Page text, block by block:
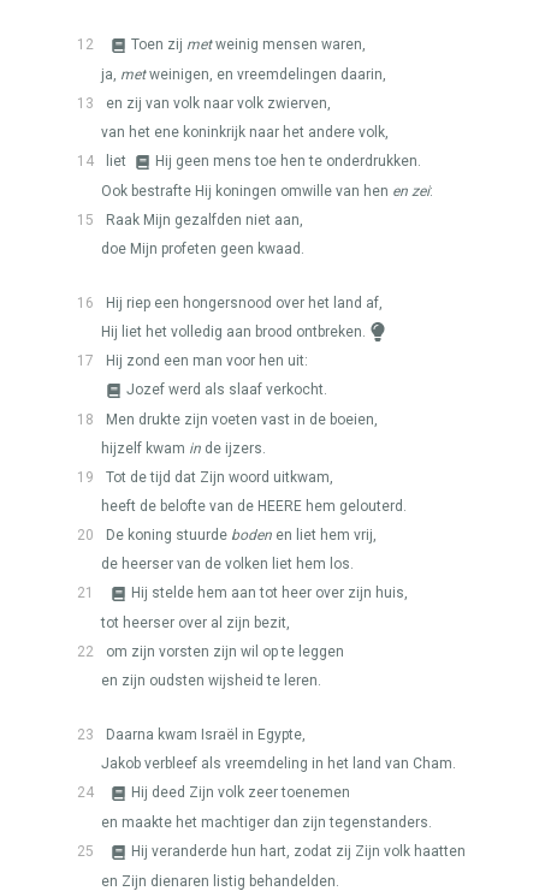
12 Toen zij metweinig mensen waren,
ja, metweinigen, en vreemdelingen daarin,
13
en zij van volk naar volk zwierven,
van het ene koninkrijk naar het andere volk,
14
liet
Hij geen mens toe hen te onderdrukken.
Ook bestrafte Hij koningen omwille van hen en zei:
15
Raak Mijn gezalfden niet aan,
doe Mijn profeten geen kwaad.
16
Hij riep een hongersnood over het land af,
Hij liet het volledig aan brood ontbreken.
17
Hij zond een man voor hen uit:
Jozef werd als slaaf verkocht.
18
Men drukte zijn voeten vast in de boeien,
hijzelf kwam in de ijzers.
19
Tot de tijd dat Zijn woord uitkwam,
heeft de belofte van de HEERE hem gelouterd.
20
De koning stuurde boden en liet hem vrij,
de heerser van de volken liet hem los.
21
Hij stelde hem aan tot heer over zijn huis,
tot heerser over al zijn bezit,
22
om zijn vorsten zijn wil op te leggen
en zijn oudsten wijsheid te leren.
23
Daarna kwam Israël in Egypte,
Jakob verbleef als vreemdeling in het land van Cham.
24
Hij deed Zijn volk zeer toenemen
en maakte het machtiger dan zijn tegenstanders.
25
Hij veranderde hun hart, zodat zij Zijn volk haatten
en Zijn dienaren listig behandelden.